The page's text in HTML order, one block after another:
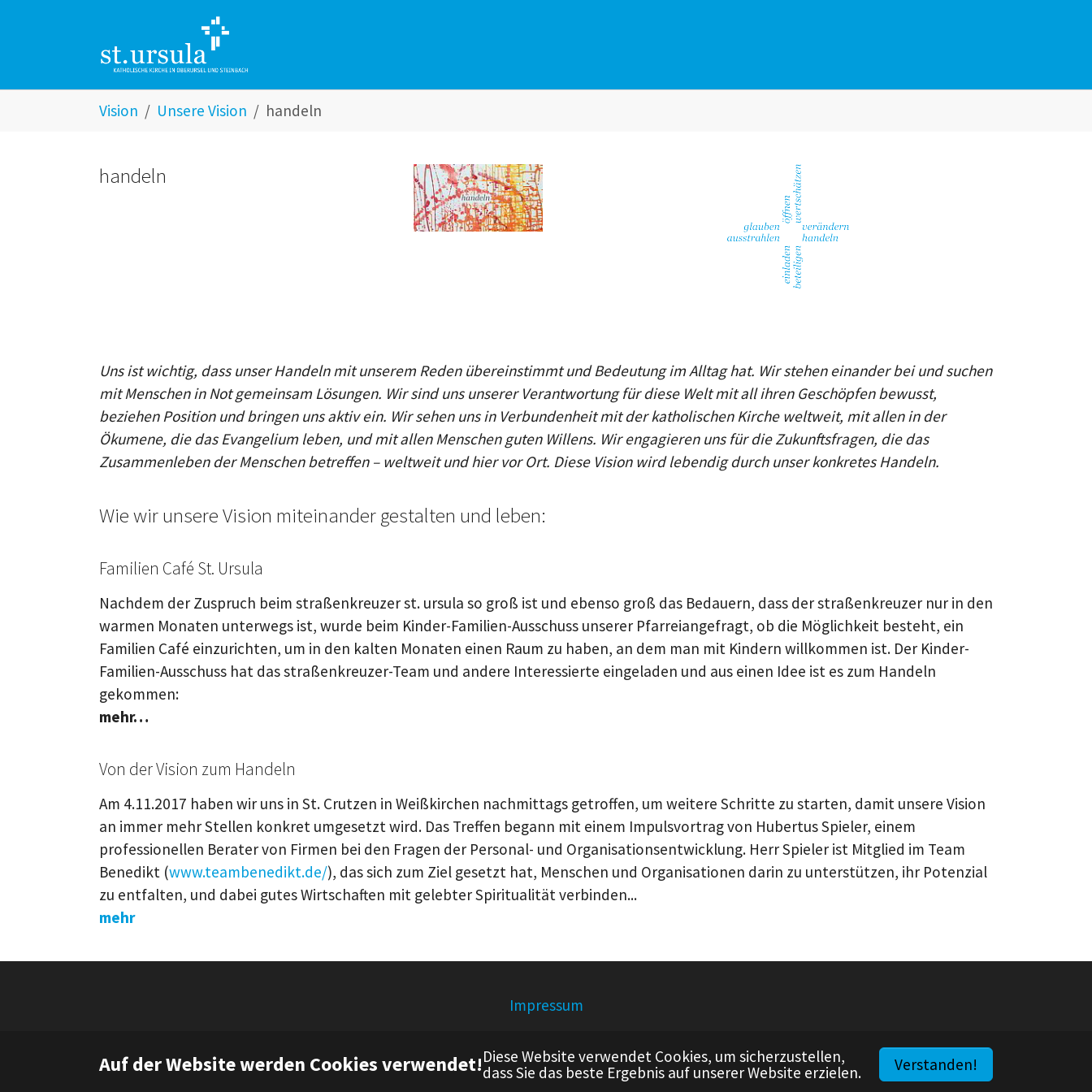
Auf der Website werden Cookies verwendet!Diese Website verwendet Cookies, um sicherzustellen,
dass Sie das beste Ergebnis auf unserer Website erzielen.
Verstanden!
Sie sind hier:
Vision Unsere Vision handeln
handeln
Uns ist wichtig, dass unser Handeln mit unserem Reden übereinstimmt und Bedeutung im Alltag hat. Wir stehen einander bei und suchen
mit Menschen in Not gemeinsam Lösungen. Wir sind uns unserer Verantwortung für diese Welt mit all ihren Geschöpfen bewusst,
beziehen Position und bringen uns aktiv ein. Wir sehen uns in Verbundenheit mit der katholischen Kirche weltweit, mit allen in der
Ökumene, die das Evangelium leben, und mit allen Menschen guten Willens. Wir engagieren uns für die Zukunftsfragen, die das
Zusammenleben der Menschen betreffen – weltweit und hier vor Ort. Diese Vision wird lebendig durch unser konkretes Handeln.
Wie wir unsere Vision miteinander gestalten und leben:
Familien Café St. Ursula
Nachdem der Zuspruch beim straßenkreuzer st. ursula so groß ist und ebenso groß das Bedauern, dass der straßenkreuzer nur in den
warmen Monaten unterwegs ist, wurde beim Kinder-Familien-Ausschuss unserer Pfarreiangefragt, ob die Möglichkeit besteht, ein
Familien Café einzurichten, um in den kalten Monaten einen Raum zu haben, an dem man mit Kindern willkommen ist. Der Kinder-
Familien-Ausschuss hat das straßenkreuzer-Team und andere Interessierte eingeladen und aus einen Idee ist es zum Handeln
gekommen:
mehr…
Von der Vision zum Handeln
Am 4.11.2017 haben wir uns in St. Crutzen in Weißkirchen nachmittags getroffen, um weitere Schritte zu starten, damit unsere Vision
an immer mehr Stellen konkret umgesetzt wird. Das Treffen begann mit einem Impulsvortrag von Hubertus Spieler, einem
professionellen Berater von Firmen bei den Fragen der Personal- und Organisationsentwicklung. Herr Spieler ist Mitglied im Team
Benedikt (www.teambenedikt.de/), das sich zum Ziel gesetzt hat, Menschen und Organisationen darin zu unterstützen, ihr Potenzial
zu entfalten, und dabei gutes Wirtschaften mit gelebter Spiritualität verbinden...
mehr
Impressum